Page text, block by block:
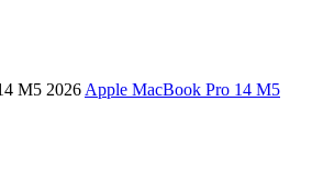
Apple MacBook Pro 14 M5